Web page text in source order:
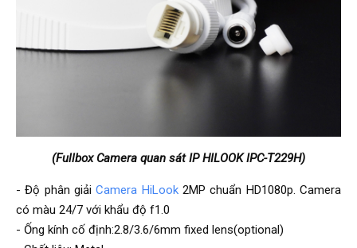
(Fullbox Camera quan sát IP HILOOK IPC-T229H)
- Độ phân giảiCamera HiLook2MP chuẩn HD1080p. Camera
có màu 24/7 với khẩu độ f1.0
- Ống kính cố định:2.8/3.6/6mm fixed lens(optional)